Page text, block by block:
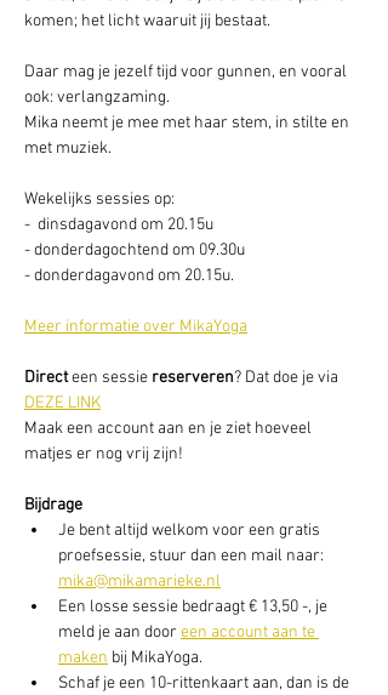
komen; het licht waaruit jij bestaat.
Daar mag je jezelf tijd voor gunnen, en vooral
ook: verlangzaming.
Mika neemt je mee met haar stem, in stilte en
met muziek.
Wekelijks sessies op:
-  dinsdagavond om 20.15u
- donderdagochtend om 09.30u
- donderdagavond om 20.15u.
Meer informatie over MikaYoga
Direct een sessie reserveren? Dat doe je via
DEZE LINK
Maak een account aan en je ziet hoeveel
matjes er nog vrij zijn!
Bijdrage
Je bent altijd welkom voor een gratis
proefsessie, stuur dan een mail naar:
mika@mikamarieke.nl
Een losse sessie bedraagt € 13,50 -, je
meld je aan door een account aan te
maken bij MikaYoga.
Schaf je een 10-rittenkaart aan, dan is de